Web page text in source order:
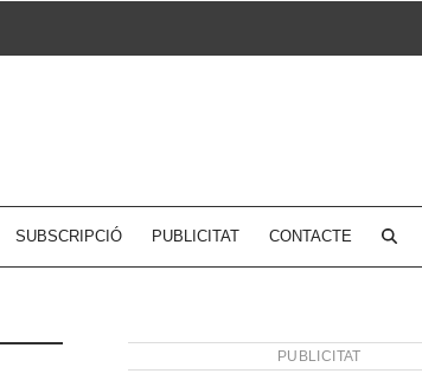
SUBSCRIPCIÓ PUBLICITAT CONTACTE
PUBLICITAT